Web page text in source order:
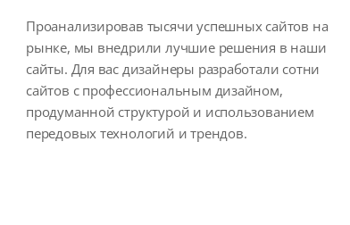
Проанализировав тысячи успешных сайтов на
рынке, мы внедрили лучшие решения в наши
сайты. Для вас дизайнеры разработали сотни
сайтов с профессиональным дизайном,
продуманной структурой и использованием
передовых технологий и трендов.